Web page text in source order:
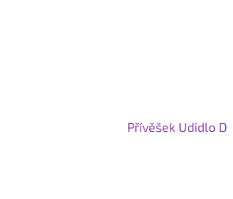
Přívěšek Udidlo D